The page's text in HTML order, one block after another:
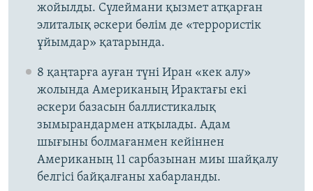
жойылды. Сүлеймани қызмет атқарған
элиталық әскери бөлім де «террористік
ұйымдар» қатарында.
8 қаңтарға ауған түні Иран «кек алу»
жолында Американың Ирактағы екі
әскери базасын баллистикалық
зымырандармен атқылады. Адам
шығыны болмағанмен кейіннен
Американың 11 сарбазынан миы шайқалу
белгісі байқалғаны хабарланды.